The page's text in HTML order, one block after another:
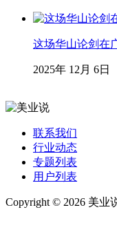
这场华山论剑在
2025年 12月 6日
联系我们
行业动态
专题列表
用户列表
Copyright © 2026 美业